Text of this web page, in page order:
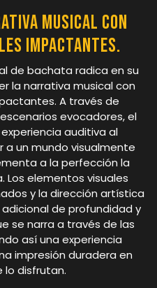
musical con
impactantes.
de bachata radica en su
la narrativa musical con
A través de
evocadores, el
auditiva al
un mundo visualmente
a la perfección la
Los elementos visuales
y la dirección artística
de profundidad y
se narra a través de las
así una experiencia
impresión duradera en
lo disfrutan.